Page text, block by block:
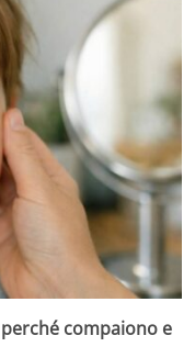
compaiono e